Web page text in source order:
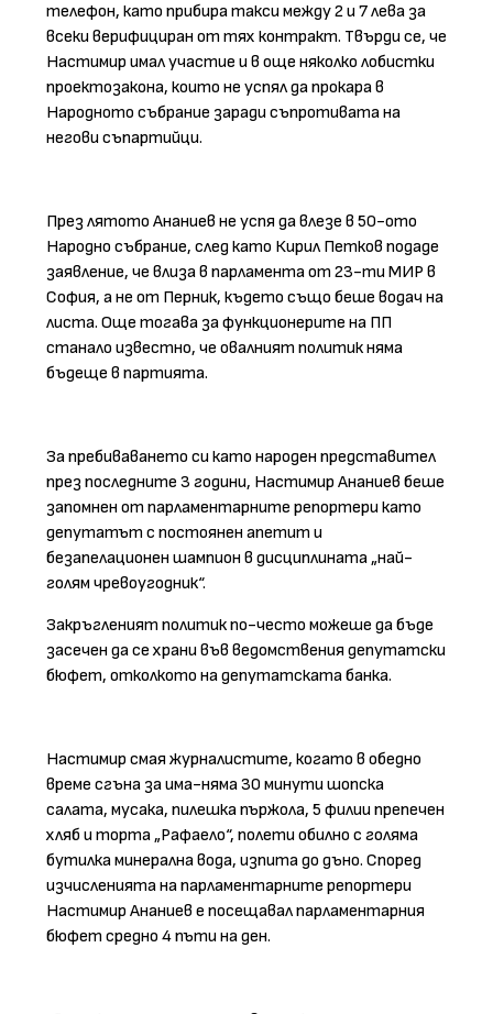
телефон, като прибира такси между 2 и 7 лева за
всеки верифициран от тях контракт. Твърди се, че
Настимир имал участие и в още няколко лобистки
проектозакона, които не успял да прокара в
Народното събрание заради съпротивата на
негови съпартийци.
През лятото Ананиев не успя да влезе в 50-ото
Народно събрание, след като Кирил Петков подаде
заявление, че влиза в парламента от 23-ти МИР в
София, а не от Перник, където също беше водач на
листа. Още тогава за функционерите на ПП
станало известно, че овалният политик няма
бъдеще в партията.
За пребиваването си като народен представител
през последните 3 години, Настимир Ананиев беше
запомнен от парламентарните репортери като
депутатът с постоянен апетит и
безапелационен шампион в дисциплината „най-
голям чревоугодник“.
Закръгленият политик по-често можеше да бъде
засечен да се храни във ведомствения депутатски
бюфет, отколкото на депутатската банка.
Настимир смая журналистите, когато в обедно
време сгъна за има-няма 30 минути шопска
салата, мусака, пилешка пържола, 5 филии препечен
хляб и торта „Рафаело“, полети обилно с голяма
бутилка минерална вода, изпита до дъно. Според
изчисленията на парламентарните репортери
Настимир Ананиев е посещавал парламентарния
бюфет средно 4 пъти на ден.